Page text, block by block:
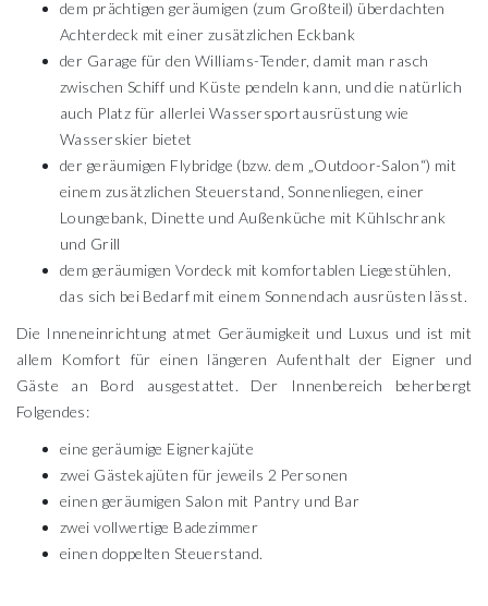
dem prächtigen geräumigen (zum Großteil) überdachten
Achterdeck mit einer zusätzlichen Eckbank
der Garage für den Williams-Tender, damit man rasch
zwischen Schiff und Küste pendeln kann, und die natürlich
auch Platz für allerlei Wassersportausrüstung wie
Wasserskier bietet
der geräumigen Flybridge (bzw. dem „Outdoor-Salon“) mit
einem zusätzlichen Steuerstand, Sonnenliegen, einer
Loungebank, Dinette und Außenküche mit Kühlschrank
und Grill
dem geräumigen Vordeck mit komfortablen Liegestühlen,
das sich bei Bedarf mit einem Sonnendach ausrüsten lässt.
Die Inneneinrichtung atmet Geräumigkeit und Luxus und ist mit
allem Komfort für einen längeren Aufenthalt der Eigner und
Gäste an Bord ausgestattet. Der Innenbereich beherbergt
Folgendes:
eine geräumige Eignerkajüte
zwei Gästekajüten für jeweils 2 Personen
einen geräumigen Salon mit Pantry und Bar
zwei vollwertige Badezimmer
einen doppelten Steuerstand.